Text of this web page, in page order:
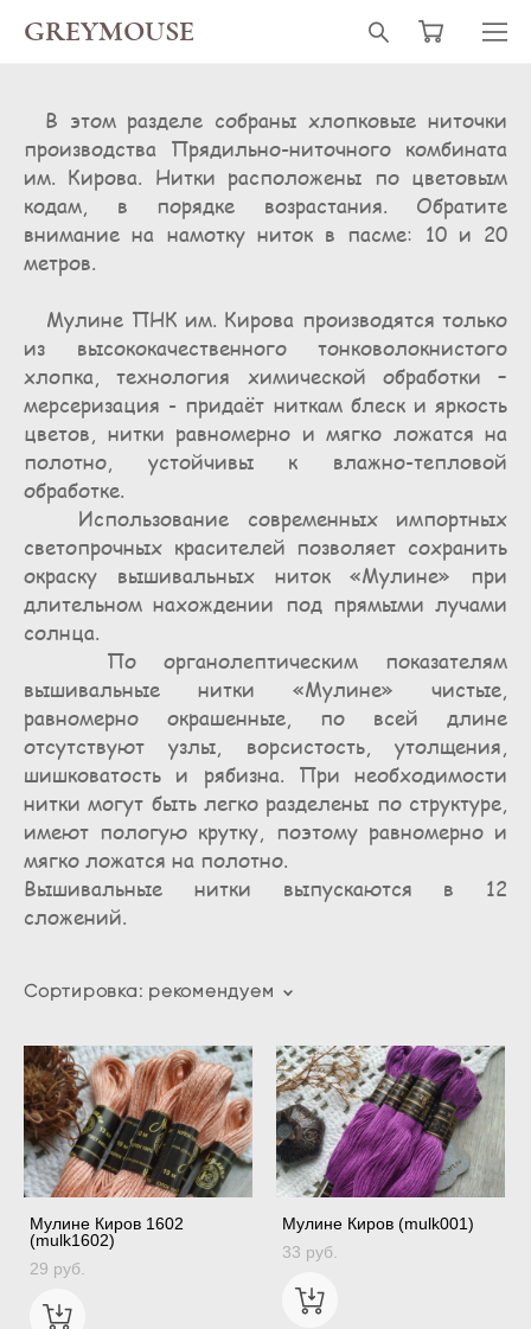
GREYMOUSE
В этом разделе собраны хлопковые ниточки
производства Прядильно-ниточного комбината
им. Кирова. Нитки расположены по цветовым
кодам, в порядке возрастания. Обратите
внимание на намотку ниток в пасме: 10 и 20
метров.
Мулине ПНК им. Кирова производятся только
из высококачественного тонковолокнистого
хлопка, технология химической обработки –
мерсеризация - придаёт ниткам блеск и яркость
цветов, нитки равномерно и мягко ложатся на
полотно, устойчивы к влажно-тепловой
обработке.
Использование современных импортных
светопрочных красителей позволяет сохранить
окраску вышивальных ниток «Мулине» при
длительном нахождении под прямыми лучами
солнца.
По органолептическим показателям
вышивальные нитки «Мулине» чистые,
равномерно окрашенные, по всей длине
отсутствуют узлы, ворсистость, утолщения,
шишковатость и рябизна. При необходимости
нитки могут быть легко разделены по структуре,
имеют пологую крутку, поэтому равномерно и
мягко ложатся на полотно.
Вышивальные нитки выпускаются в 12
сложений.
Сортировка: рекомендуем
Мулине Киров 1602
(mulk1602)
29 pуб.
Мулине Киров (mulk001)
33 pуб.